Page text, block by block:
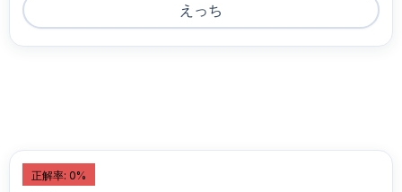
えっち
正解率: 0%